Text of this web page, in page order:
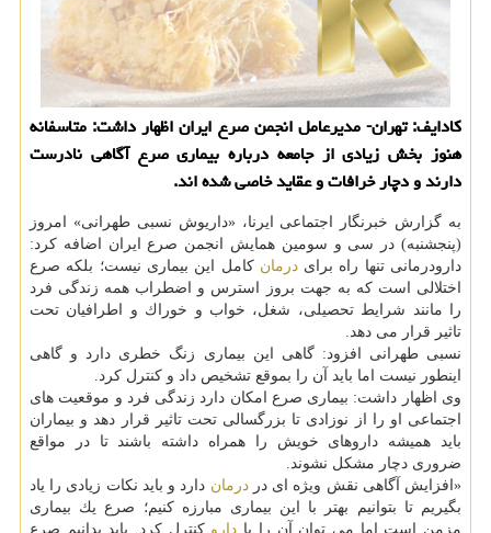
كادایف: تهران- مدیرعامل انجمن صرع ایران اظهار داشت: متاسفانه
هنوز بخش زیادی از جامعه درباره بیماری صرع آگاهی نادرست
دارند و دچار خرافات و عقاید خاصی شده اند.
به گزارش خبرنگار اجتماعی ایرنا، «داریوش نسبی طهرانی» امروز
(پنجشنبه) در سی و سومین همایش انجمن صرع ایران اضافه كرد:
دارودرمانی تنها راه برایدرمان كامل این بیماری نیست؛ بلكه صرع
اختلالی است كه به جهت بروز استرس و اضطراب همه زندگی فرد
را مانند شرایط تحصیلی، شغل، خواب و خوراك و اطرافیان تحت
تاثیر قرار می دهد.
نسبی طهرانی افزود: گاهی این بیماری زنگ خطری دارد و گاهی
اینطور نیست اما باید آن را بموقع تشخیص داد و كنترل كرد.
وی اظهار داشت: بیماری صرع امكان دارد زندگی فرد و موقعیت های
اجتماعی او را از نوزادی تا بزرگسالی تحت تاثیر قرار دهد و بیماران
باید همیشه داروهای خویش را همراه داشته باشند تا در مواقع
ضروری دچار مشكل نشوند.
«افزایش آگاهی نقش ویژه ای دردرمان دارد و باید نكات زیادی را یاد
بگیریم تا بتوانیم بهتر با این بیماری مبارزه كنیم؛ صرع یك بیماری
مزمن است اما می توان آن را با دارو كنترل كرد. باید بدانیم صرع